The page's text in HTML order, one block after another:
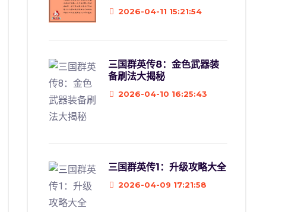
2026-04-11 15:21:54
三国群英传8：金色武器装
备刷法大揭秘
2026-04-10 16:25:43
三国群英传1：升级攻略大全
2026-04-09 17:21:58